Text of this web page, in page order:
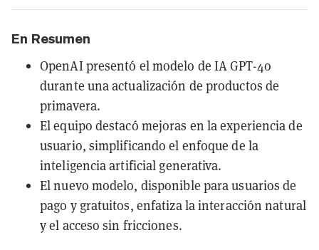
En Resumen
OpenAI presentó el modelo de IA GPT-4o
durante una actualización de productos de
primavera.
El equipo destacó mejoras en la experiencia de
usuario, simplificando el enfoque de la
inteligencia artificial generativa.
El nuevo modelo, disponible para usuarios de
pago y gratuitos, enfatiza la interacción natural
y el acceso sin fricciones.